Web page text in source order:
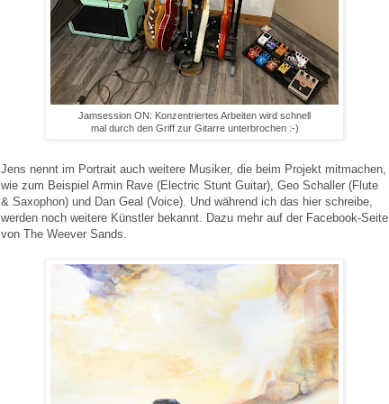
Jamsession ON: Konzentriertes Arbeiten wird schnell
mal durch den Griff zur Gitarre unterbrochen :-)
Jens nennt im Portrait auch weitere Musiker, die beim Projekt mitmachen,
wie zum Beispiel Armin Rave (Electric Stunt Guitar), Geo Schaller (Flute
& Saxophon) und Dan Geal (Voice). Und während ich das hier schreibe,
werden noch weitere Künstler bekannt. Dazu mehr auf der Facebook-Seite
von The Weever Sands.